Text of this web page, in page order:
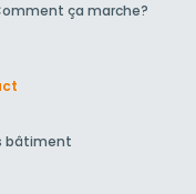
ça marche?
bâtiment